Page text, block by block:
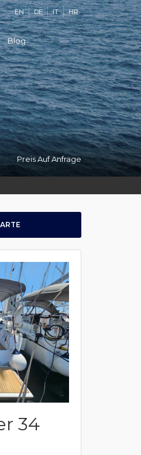
EN DE IT HR
Blog
Preis Auf Anfrage
34